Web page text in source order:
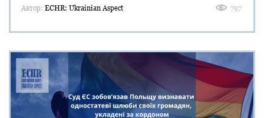
Автор: ECHR: Ukrainian Aspect 797